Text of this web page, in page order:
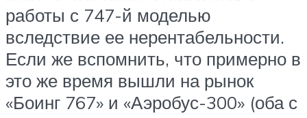
работы с 747-й моделью
вследствие ее нерентабельности.
Если же вспомнить, что примерно в
это же время вышли на рынок
«Боинг 767» и «Аэробус-300» (оба с